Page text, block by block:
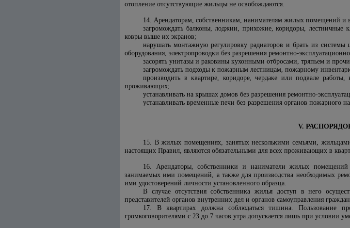
отопление отсутствующие жильцы не освобождаются.
14. Арендаторам, собственникам, нанимателям жилых помещений
загромождать балконы, лоджии, прихожие, коридоры, лестничные
ковры выше их экранов;
нарушать монтажную регулировку радиаторов и брать из системы
оборудования, электропроводки без разрешения ремонтно-
засорять унитазы и раковины кухонными отбросами, тряпьем и
загромождать подходы к пожарным лестницам, пожарному
производить в квартире, коридоре, чердаке или подвале
проживающих;
устанавливать на крышах домов без разрешения ремонтно-
устанавливать временные печи без разрешения органов пожарного
V.
15. В жилых помещениях, занятых несколькими семьями,
настоящих Правил, являются обязательными для всех проживающих в
16. Арендаторы, собственники и наниматели жилых помещений
занимаемых ими помещений, а также для производства необходимых
ими удостоверений личности установленного образца.
В случае отсутствия собственника жилья доступ в него
представителей органов внутренних дел и органов самоуправления
17. В квартирах должна соблюдаться тишина. Пользование
громкоговорителями с 23 до 7 часов утра допускается лишь при